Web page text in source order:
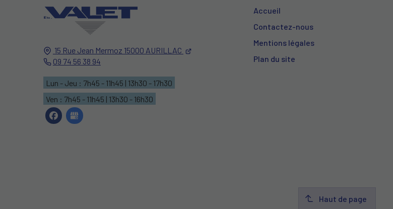
15 Rue Jean Mermoz 15000 AURILLAC
09 74 56 38 94
Lun - Jeu : 7h45 - 11h45 | 13h30 - 17h30
Ven : 7h45 - 11h45 | 13h30 - 16h30
Accueil
Contactez-nous
Mentions légales
Plan du site
Haut de page